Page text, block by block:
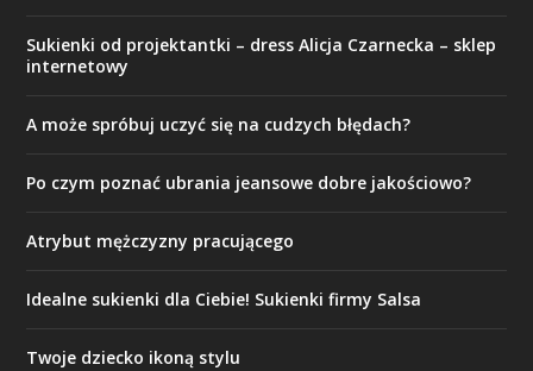
Sukienki od projektantki – dress Alicja Czarnecka – sklep
internetowy
A może spróbuj uczyć się na cudzych błędach?
Po czym poznać ubrania jeansowe dobre jakościowo?
Atrybut mężczyzny pracującego
Idealne sukienki dla Ciebie! Sukienki firmy Salsa
Twoje dziecko ikoną stylu